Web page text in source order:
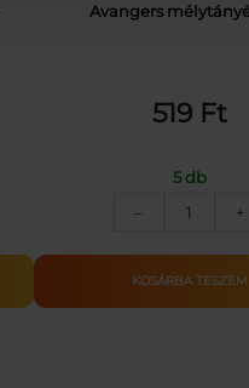
Avangers
519 Ft
5 db
–
kék
+
KOSÁRBA TESZEM